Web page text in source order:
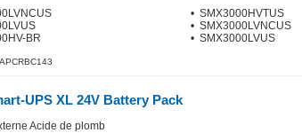
BR
• SMX3000HVTUS
• SMX3000LVNCUS
• SMX3000LVUS
UPS XL 24V Battery Pack
Acide de plomb